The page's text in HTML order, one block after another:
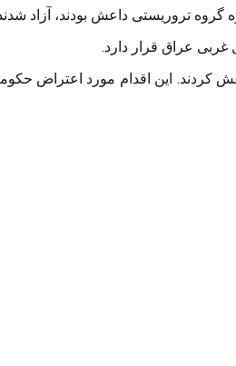
عراق قرار دارد.
کردند. این اقدام مورد اعتراض